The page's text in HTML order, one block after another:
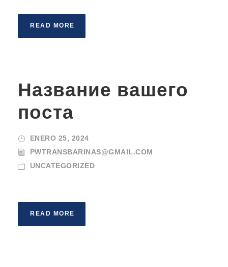
READ MORE
Название вашего
поста
ENERO 25, 2024
PWTRANSBARINAS@GMAIL.COM
UNCATEGORIZED
READ MORE